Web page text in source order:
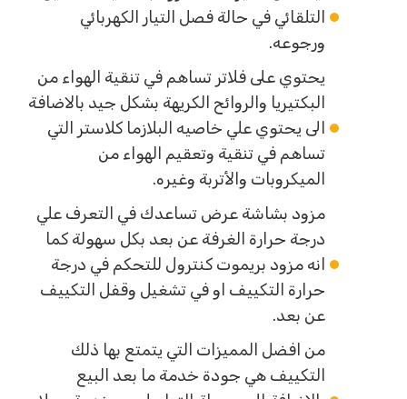
التلقائي في حالة فصل التيار الكهربائي
ورجوعه.
يحتوي على فلاتر تساهم في تنقية الهواء من
البكتيريا والروائح الكريهة بشكل جيد بالاضافة
الى يحتوي علي خاصيه البلازما كلاستر التي
تساهم في تنقية وتعقيم الهواء من
الميكروبات والأتربة وغيره.
مزود بشاشة عرض تساعدك في التعرف علي
درجة حرارة الغرفة عن بعد بكل سهولة كما
انه مزود بريموت كنترول للتحكم في درجة
حرارة التكييف او في تشغيل وقفل التكييف
عن بعد.
من افضل المميزات التي يتمتع بها ذلك
التكييف هي جودة خدمة ما بعد البيع